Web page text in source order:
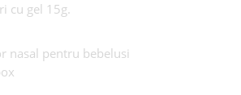
cu gel 15g.
nasal pentru bebelusi